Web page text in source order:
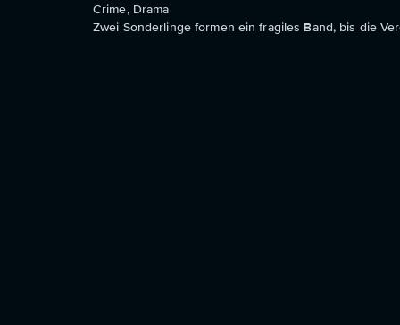
Crime, Drama
Zwei Sonderlinge formen ein fragiles Band, bis die